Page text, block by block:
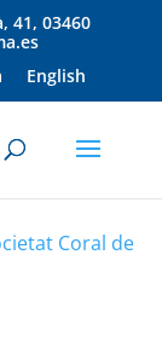
41, 03460
English
Coral de